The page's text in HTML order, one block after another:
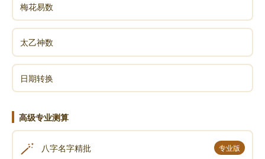
梅花易数
太乙神数
日期转换
高级专业测算
🪄 八字名字精批 专业版